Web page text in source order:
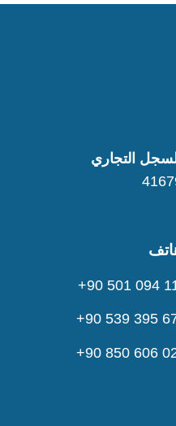
التجاري
+90 501 094
+90 539 395
+90 850 606